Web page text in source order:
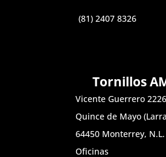
(81) 2407 8326
Tornillos
Vicente Guerrero
Quince de Mayo
64450 Monterrey, N.L.
Oficinas